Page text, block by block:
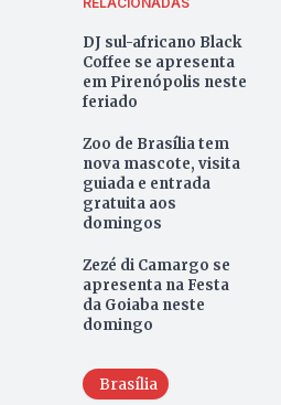
DJ sul-africano Black
Coffee se apresenta
em Pirenópolis neste
feriado
Zoo de Brasília tem
nova mascote, visita
guiada e entrada
gratuita aos
domingos
Zezé di Camargo se
apresenta na Festa
da Goiaba neste
domingo
Brasília